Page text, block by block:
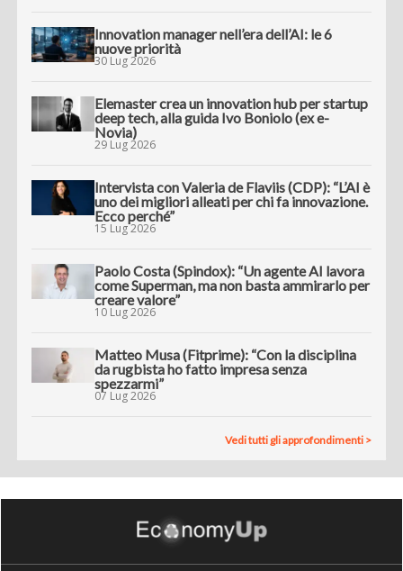
Innovation manager nell’era dell’AI: le 6
nuove priorità
30 Lug 2026
Elemaster crea un innovation hub per startup
deep tech, alla guida Ivo Boniolo (ex e-
Novia)
29 Lug 2026
Intervista con Valeria de Flaviis (CDP): “L’AI è
uno dei migliori alleati per chi fa innovazione.
Ecco perché”
15 Lug 2026
Paolo Costa (Spindox): “Un agente AI lavora
come Superman, ma non basta ammirarlo per
creare valore”
10 Lug 2026
Matteo Musa (Fitprime): “Con la disciplina
da rugbista ho fatto impresa senza
spezzarmi”
07 Lug 2026
Vedi tutti gli approfondimenti >